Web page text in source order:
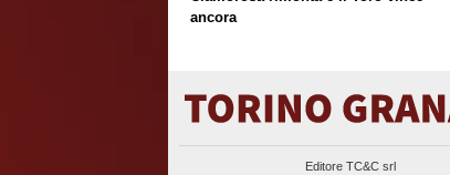
ancora
Editore TC&C srl